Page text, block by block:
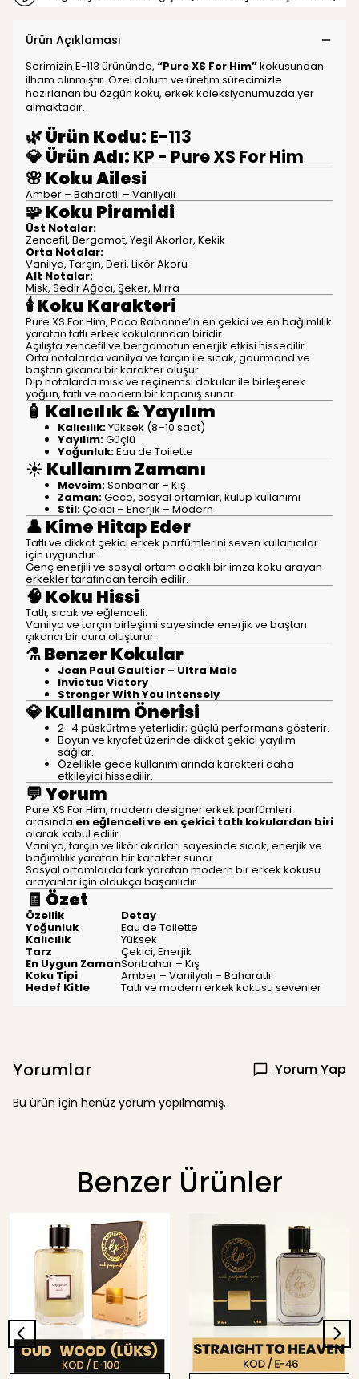
Ürün Açıklaması
Serimizin E-113 ürününde, “Pure XS For Him”kokusundan
ilham alınmıştır. Özel dolum ve üretim sürecimizle
hazırlanan bu özgün koku, erkek koleksiyonumuzda yer
almaktadır.
🌿Ürün Kodu: E-113
💎Ürün Adı: KP - Pure XS For Him
🌸 Koku Ailesi
Amber – Baharatlı – Vanilyalı
🧩Koku Piramidi
Üst Notalar:
Zencefil, Bergamot, Yeşil Akorlar, Kekik
Orta Notalar:
Vanilya, Tarçın, Deri, Likör Akoru
Alt Notalar:
Misk, Sedir Ağacı, Şeker, Mirra
🕯️Koku Karakteri
Pure XS For Him, Paco Rabanne’in en çekici ve en bağımlılık
yaratan tatlı erkek kokularından biridir.
Açılışta zencefil ve bergamotun enerjik etkisi hissedilir.
Orta notalarda vanilya ve tarçın ile sıcak, gourmand ve
baştan çıkarıcı bir karakter oluşur.
Dip notalarda misk ve reçinemsi dokular ile birleşerek
yoğun, tatlı ve modern bir kapanış sunar.
🧴 Kalıcılık & Yayılım
Kalıcılık:Yüksek (8–10 saat)
Yayılım:Güçlü
Yoğunluk:Eau de Toilette
☀️ Kullanım Zamanı
Mevsim:Sonbahar – Kış
Zaman:Gece, sosyal ortamlar, kulüp kullanımı
Stil:Çekici – Enerjik – Modern
👤 Kime Hitap Eder
Tatlı ve dikkat çekici erkek parfümlerini seven kullanıcılar
için uygundur.
Genç enerjili ve sosyal ortam odaklı bir imza koku arayan
erkekler tarafından tercih edilir.
🧠 Koku Hissi
Tatlı, sıcak ve eğlenceli.
Vanilya ve tarçın birleşimi sayesinde enerjik ve baştan
çıkarıcı bir aura oluşturur.
⚗️Benzer Kokular
Jean Paul Gaultier – Ultra Male
Invictus Victory
Stronger With You Intensely
💎Kullanım Önerisi
2–4 püskürtme yeterlidir; güçlü performans gösterir.
Boyun ve kıyafet üzerinde dikkat çekici yayılım
sağlar.
Özellikle gece kullanımlarında karakteri daha
etkileyici hissedilir.
💬Yorum
Pure XS For Him, modern designer erkek parfümleri
arasında en eğlenceli ve en çekici tatlı kokulardan biri
olarak kabul edilir.
Vanilya, tarçın ve likör akorları sayesinde sıcak, enerjik ve
bağımlılık yaratan bir karakter sunar.
Sosyal ortamlarda fark yaratan modern bir erkek kokusu
arayanlar için oldukça başarılıdır.
🧾 Özet
Özellik Detay
Yoğunluk Eau de Toilette
Kalıcılık Yüksek
Tarz Çekici, Enerjik
En Uygun ZamanSonbahar – Kış
Koku Tipi Amber – Vanilyalı – Baharatlı
Hedef Kitle Tatlı ve modern erkek kokusu sevenler
Yorumlar Yorum Yap
Bu ürün için henüz yorum yapılmamış.
Benzer Ürünler